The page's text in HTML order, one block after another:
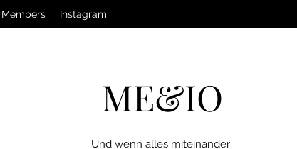
Members Instagram
ME&IO
Und wenn alles miteinander